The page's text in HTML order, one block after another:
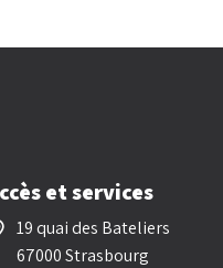
et services
19 quai des Bateliers
67000 Strasbourg